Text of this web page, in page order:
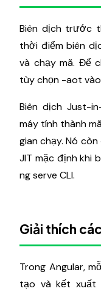
Biên dịch trước
thời điểm biên
và chạy mã. Để
tùy chọn -aot vào
Biên dịch Just-
máy tính thành
gian chạy. Nó
JIT mặc định khi
ng serve CLI.
Giải thích
Trong Angular,
tạo và kết xuất